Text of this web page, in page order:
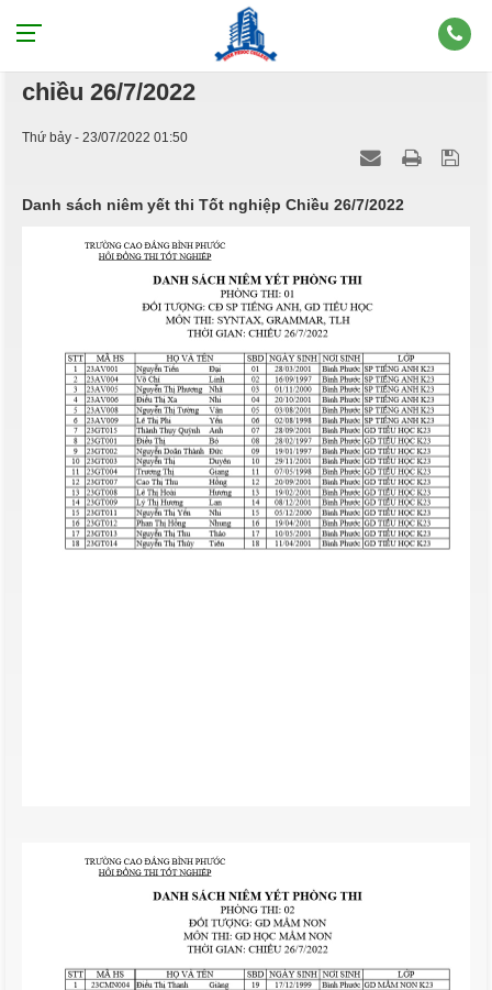
Danh sách niêm yết thi Tốt nghiệp
chiều 26/7/2022
Thứ bảy - 23/07/2022 01:50
Danh sách niêm yết thi Tốt nghiệp Chiều 26/7/2022